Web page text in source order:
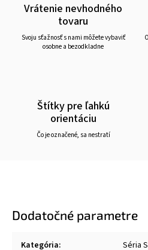
Vrátenie nevhodného
tovaru
Svoju sťažnosť s nami môžete vybaviť
osobne a bezodkladne
Štítky pre ľahkú
orientáciu
Čo je označené, sa nestratí
Dodatočné parametre
Kategória: Séria